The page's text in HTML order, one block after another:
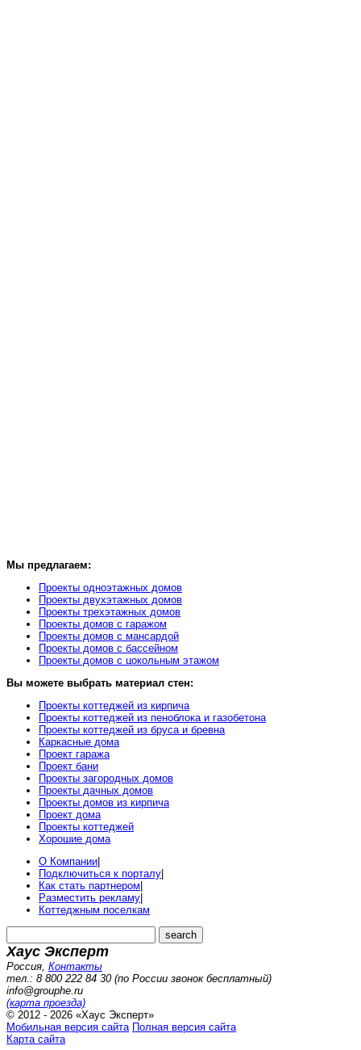
Мы предлагаем:
Проекты одноэтажных домов
Проекты двухэтажных домов
Проекты трехэтажных домов
Проекты домов с гаражом
Проекты домов с мансардой
Проекты домов с бассейном
Проекты домов с цокольным этажом
Вы можете выбрать материал стен:
Проекты коттеджей из кирпича
Проекты коттеджей из пеноблока и газобетона
Проекты коттеджей из бруса и бревна
Каркасные дома
Проект гаража
Проект бани
Проекты загородных домов
Проекты дачных домов
Проекты домов из кирпича
Проект дома
Проекты коттеджей
Хорошие дома
О Компании
Подключиться к порталу
Как стать партнером
Разместить рекламу
Коттеджным поселкам
Хаус Эксперт
Россия, Контакты
тел.: 8 800 222 84 30 (по России звонок бесплатный)
info@grouphe.ru
(карта проезда)
© 2012 - 2026 «Хаус Эксперт»
Мобильная версия сайта Полная версия сайта
Карта сайта